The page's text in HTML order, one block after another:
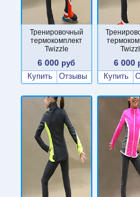
Тренировочный
термокомплект
Twizzle
6 000 руб
Купить
Отзывы
6 000
Купить